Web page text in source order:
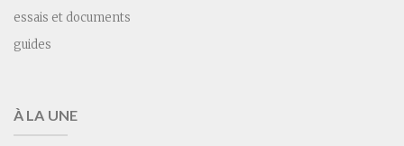
essais et documents
guides
À LA UNE